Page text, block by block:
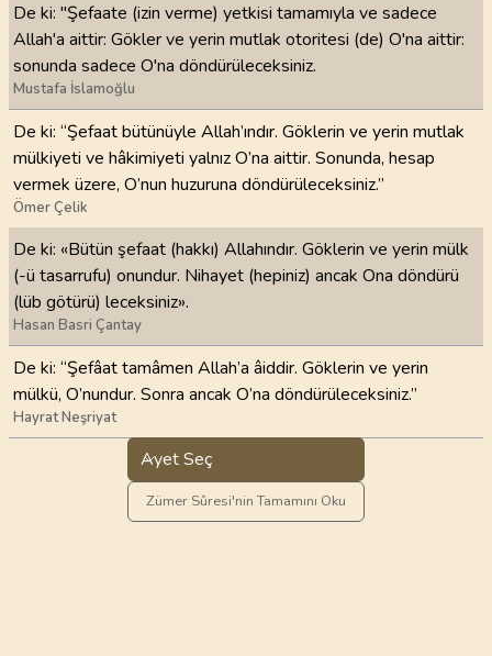
De ki: "Şefaate (izin verme) yetkisi tamamıyla ve sadece
Allah'a aittir: Gökler ve yerin mutlak otoritesi (de) O'na aittir:
sonunda sadece O'na döndürüleceksiniz.
Mustafa İslamoğlu
De ki: “Şefaat bütünüyle Allah’ındır. Göklerin ve yerin mutlak
mülkiyeti ve hâkimiyeti yalnız O’na aittir. Sonunda, hesap
vermek üzere, O’nun huzuruna döndürüleceksiniz.”
Ömer Çelik
De ki: «Bütün şefaat (hakkı) Allahındır. Göklerin ve yerin mülk
(-ü tasarrufu) onundur. Nihayet (hepiniz) ancak Ona döndürü
(lüb götürü) leceksiniz».
Hasan Basri Çantay
De ki: “Şefâat tamâmen Allah’a âiddir. Göklerin ve yerin
mülkü, O’nundur. Sonra ancak O’na döndürüleceksiniz.”
Hayrat Neşriyat
Ayet Seç
Zümer Sûresi'nin Tamamını Oku